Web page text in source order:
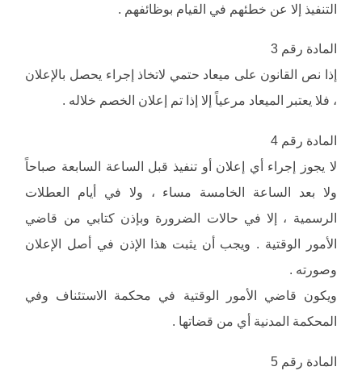
التنفيذ إلا عن خطئهم في القيام بوظائفهم .
المادة رقم 3
إذا نص القانون على ميعاد حتمي لاتخاذ إجراء يحصل بالإعلان
، فلا يعتبر الميعاد مرعياً إلا إذا تم إعلان الخصم خلاله .
المادة رقم 4
لا يجوز إجراء أي إعلان أو تنفيذ قبل الساعة السابعة صباحاً
ولا بعد الساعة الخامسة مساء ، ولا في أيام العطلات
الرسمية ، إلا في حالات الضرورة وبإذن كتابي من قاضي
الأمور الوقتية . ويجب أن يثبت هذا الإذن في أصل الإعلان
وصورته .
ويكون قاضي الأمور الوقتية في محكمة الاستئناف وفي
المحكمة المدنية أي من قضاتها .
المادة رقم 5